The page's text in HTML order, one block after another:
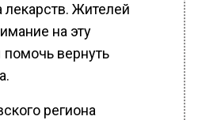
лекарств. Жителей
на эту
вернуть
региона